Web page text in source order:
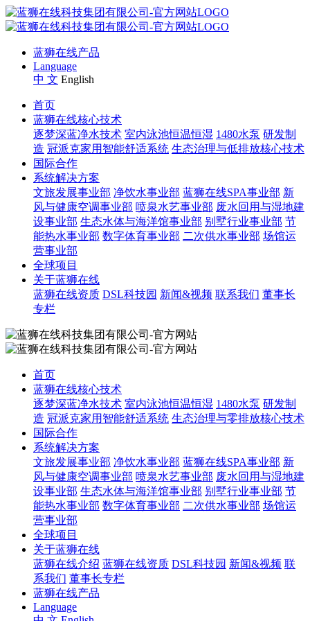
蓝狮在线产品
Language
中 文 English
首页
蓝狮在线核心技术
逐梦深蓝净水技术 室内泳池恒温恒湿 1480水泵 研发制
造 冠派克家用智能舒适系统 生态治理与低排放核心技术
国际合作
系统解决方案
文旅发展事业部 净饮水事业部 蓝狮在线SPA事业部 新
风与健康空调事业部 喷泉水艺事业部 废水回用与湿地建
设事业部 生态水体与海洋馆事业部 别墅行业事业部 节
能热水事业部 数字体育事业部 二次供水事业部 场馆运
营事业部
全球项目
关于蓝狮在线
蓝狮在线资质 DSL科技园 新闻&视频 联系我们 董事长
专栏
首页
蓝狮在线核心技术
逐梦深蓝净水技术 室内泳池恒温恒湿 1480水泵 研发制
造 冠派克家用智能舒适系统 生态治理与零排放核心技术
国际合作
系统解决方案
文旅发展事业部 净饮水事业部 蓝狮在线SPA事业部 新
风与健康空调事业部 喷泉水艺事业部 废水回用与湿地建
设事业部 生态水体与海洋馆事业部 别墅行业事业部 节
能热水事业部 数字体育事业部 二次供水事业部 场馆运
营事业部
全球项目
关于蓝狮在线
蓝狮在线介绍 蓝狮在线资质 DSL科技园 新闻&视频 联
系我们 董事长专栏
蓝狮在线产品
Language